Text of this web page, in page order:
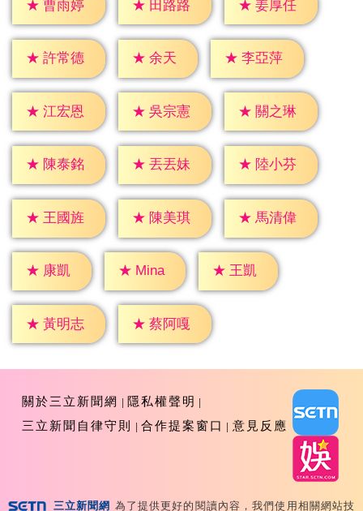
★ 曹雨婷 ★ 田路路 ★ 姜厚任
★ 許常德 ★ 余天 ★ 李亞萍
★ 江宏恩 ★ 吳宗憲 ★ 關之琳
★ 陳泰銘 ★ 丟丟妹 ★ 陸小芬
★ 王國旌 ★ 陳美琪 ★ 馬清偉
★ 康凱 ★ Mina ★ 王凱
★ 黃明志 ★ 蔡阿嘎
關於三立新聞網
隱私權聲明
三立新聞自律守則
合作提案窗口 意見反應
三立新聞網 為了提供更好的閱讀內容，我們使用相關網站技